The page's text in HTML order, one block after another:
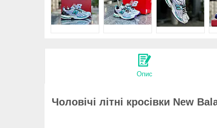
Опис
Чоловічі літні кросівки New